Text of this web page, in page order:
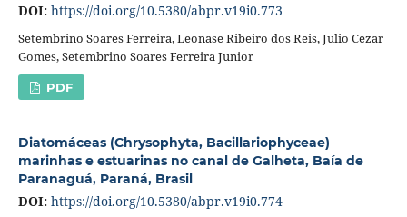
DOI: https://doi.org/10.5380/abpr.v19i0.773
Setembrino Soares Ferreira, Leonase Ribeiro dos Reis, Julio Cezar
Gomes, Setembrino Soares Ferreira Junior
PDF
Diatomáceas (Chrysophyta, Bacillariophyceae)
marinhas e estuarinas no canal de Galheta, Baía de
Paranaguá, Paraná, Brasil
DOI: https://doi.org/10.5380/abpr.v19i0.774